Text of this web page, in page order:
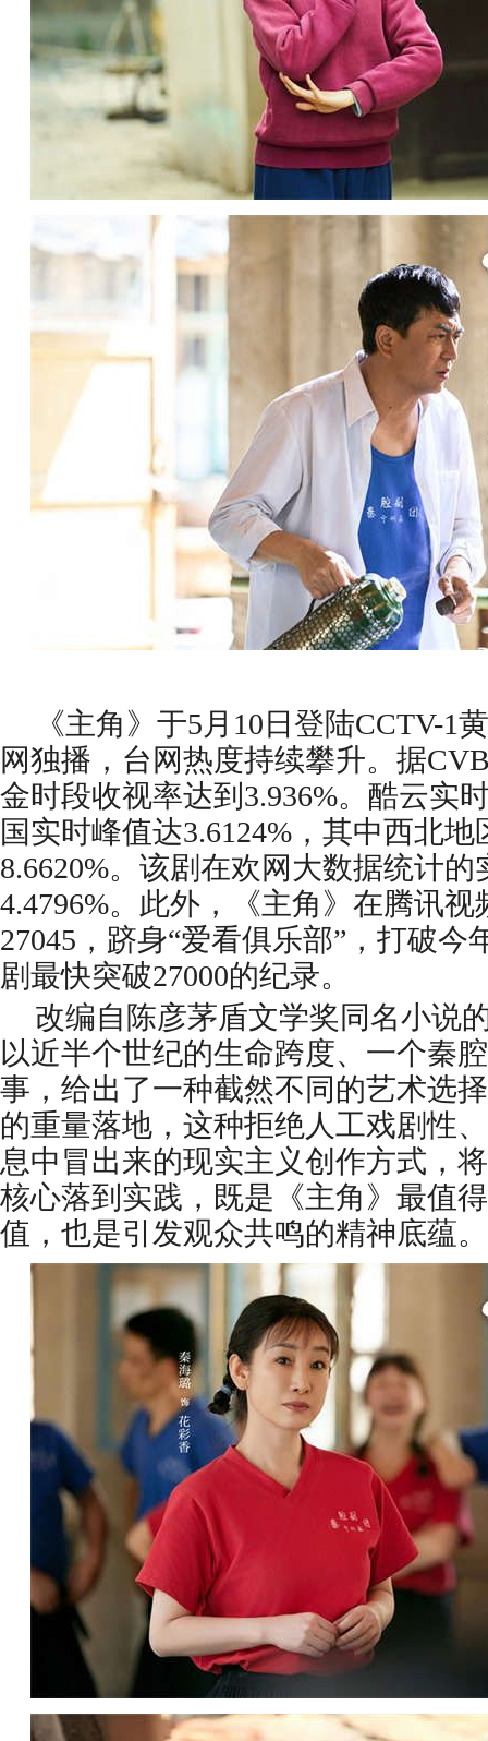
《主角》于5月10日登陆CCTV-1
网独播，台网热度持续攀升。据
金时段收视率达到3.936%。酷云实
国实时峰值达3.6124%，其中西北
8.6620%。该剧在欢网大数据统计
4.4796%。此外，《主角》在腾讯
27045，跻身“爱看俱乐部”，打破今
剧最快突破27000的纪录。
改编自陈彦茅盾文学奖同名小说
以近半个世纪的生命跨度、一个秦
事，给出了一种截然不同的艺术选
的重量落地，这种拒绝人工戏剧性
息中冒出来的现实主义创作方式，
核心落到实践，既是《主角》最值
值，也是引发观众共鸣的精神底蕴。